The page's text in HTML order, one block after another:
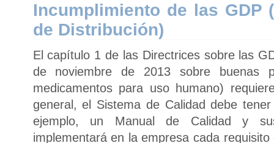
Incumplimiento de las GDP
de Distribución)
El capítulo 1 de las Directrices sobre las
de noviembre de 2013 sobre buenas
medicamentos para uso humano)
general, el Sistema de Calidad debe
ejemplo, un Manual de Calidad y
implementará en la empresa cada